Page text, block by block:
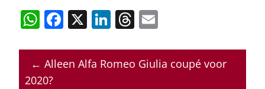
W
at
s
F
c
e
X Li
k
e
T
re
a
ai
l
← Alleen Alfa Romeo Giulia coupé voor
2020?